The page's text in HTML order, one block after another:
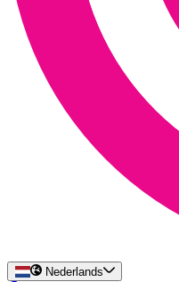
Nederlands